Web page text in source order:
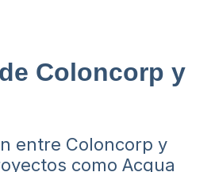
Coloncorp y
entre Coloncorp y
como Acqua